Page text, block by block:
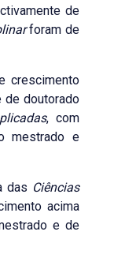
de
foram de
crescimento
de doutorado
, com
mestrado e
das Ciências
acima
e de